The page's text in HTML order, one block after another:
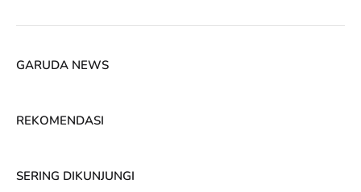
GARUDA NEWS
REKOMENDASI
SERING DIKUNJUNGI